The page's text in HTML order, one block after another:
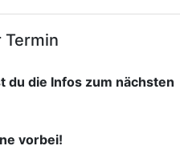
Termin
du die Infos zum nächsten
vorbei!